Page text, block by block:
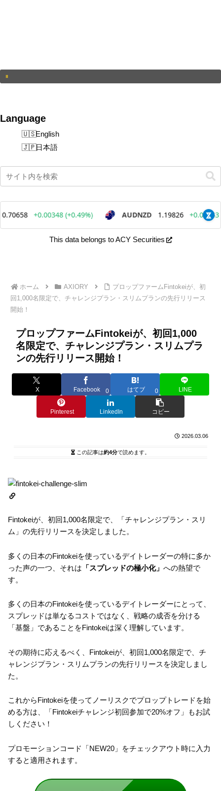
Language
English
日本語
This data belongs to ACY Securities
ホーム AXIORY
プロップファームFintokeiが、初
回1,000名限定で、チャレンジプラン・スリムプランの先行リリース
開始！
プロップファームFintokeiが、初回1,000
名限定で、チャレンジプラン・スリムプラ
ンの先行リリース開始！
X Facebook 0 はてブ 0 LINE
Pinterest LinkedIn コピー
2026.03.06
この記事は約4分で読めます。
Fintokeiが、初回1,000名限定で、「チャレンジプラン・スリ
ム」の先行リリースを決定しました。
多くの日本のFintokeiを使っているデイトレーダーの特に多か
った声の一つ、それは 「スプレッドの極小化」 への熱望で
す。
多くの日本のFintokeiを使っているデイトレーダーにとって、
スプレッドは単なるコストではなく、戦略の成否を分ける
「基盤」であることをFintokeiは深く理解しています。
その期待に応えるべく、Fintokeiが、初回1,000名限定で、チ
ャレンジプラン・スリムプランの先行リリースを決定しまし
た。
これからFintokeiを使ってノーリスクでプロップトレードを始
める方は、「Fintokeiチャレンジ初回参加で20%オフ」もお試
しください！
プロモーションコード「NEW20」をチェックアウト時に入力
すると適用されます。